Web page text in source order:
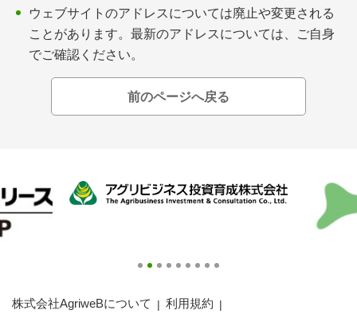
AgriweBダイレクトメッセージ
経営アシストチャット
コラム・事例集
ウェブサイトのアドレスについては廃止や変更される
ことがあります。最新のアドレスについては、ご自身
でご確認ください。
前のページへ戻る
株式会社AgriweBについて 利用規約